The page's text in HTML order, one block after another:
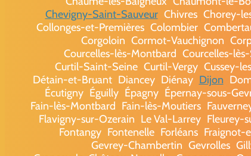
Chevigny-Saint-Sauveur Chivres Chorey-
Collonges-et-Premières Colombier
Corgoloin Cormot-Vauchignon
Courcelles-lès-Montbard Courcelles-
Curtil-Saint-Seine Curtil-Vergy Cussey-
Détain-et-Bruant Diancey Diénay Dijon
Écutigny Éguilly Épagny Épernay-sous-
Fain-lès-Montbard Fain-lès-Moutiers
Flavigny-sur-Ozerain Le Val-Larrey Fleurey-
Fontangy Fontenelle Forléans Fraignot-
Gevrey-Chambertin Gevrolles